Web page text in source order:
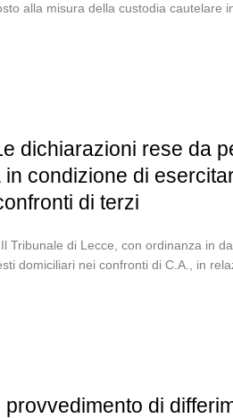
alla misura della custodia cautelare
dichiarazioni rese da
condizione di
di terzi
di Lecce, con ordinanza in
domiciliari nei confronti di C.A., in
di